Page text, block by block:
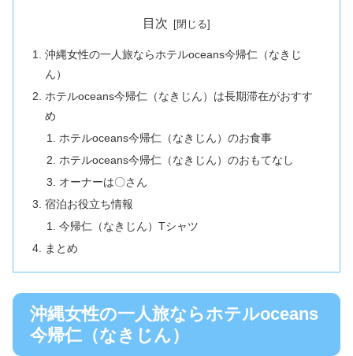
目次
沖縄女性の一人旅ならホテルoceans今帰仁（なきじ
ん）
ホテルoceans今帰仁（なきじん）は長期滞在がおすす
め
ホテルoceans今帰仁（なきじん）のお食事
ホテルoceans今帰仁（なきじん）のおもてなし
オーナーは〇さん
宿泊お役立ち情報
今帰仁（なきじん）Tシャツ
まとめ
沖縄女性の一人旅ならホテルoceans
今帰仁（なきじん）